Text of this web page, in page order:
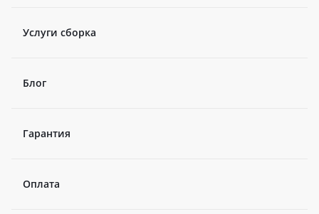
Услуги сборка
Блог
Гарантия
Оплата